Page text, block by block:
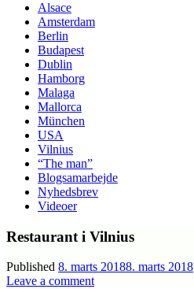
Alsace
Amsterdam
Berlin
Budapest
Dublin
Hamborg
Malaga
Mallorca
München
USA
Vilnius
“The man”
Blogsamarbejde
Nyhedsbrev
Videoer
Restaurant i Vilnius
Published 8. marts 20188. marts 2018
Leave a comment